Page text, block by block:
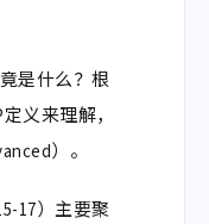
是什么？根
义来理解，
） 。
17）主要聚